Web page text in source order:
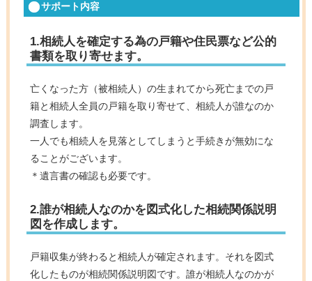
サポート内容
1.相続人を確定する為の戸籍や住民票など公的
書類を取り寄せます。
亡くなった方（被相続人）の生まれてから死亡までの戸
籍と相続人全員の戸籍を取り寄せて、相続人が誰なのか
調査します。
一人でも相続人を見落としてしまうと手続きが無効にな
ることがございます。
＊遺言書の確認も必要です。
2.誰が相続人なのかを図式化した相続関係説明
図を作成します。
戸籍収集が終わると相続人が確定されます。それを図式
化したものが相続関係説明図です。誰が相続人なのかが